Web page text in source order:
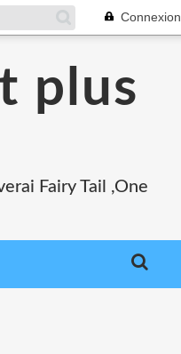
Connexion
plus
Fairy Tail ,One